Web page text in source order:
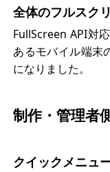
全体のフルスク
FullScreen API対
あるモバイル端末
になりました。
制作・管理者
クイックメニュ